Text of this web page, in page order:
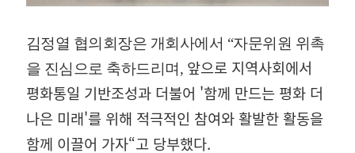
김정열 협의회장은 개회사에서 “자문위원 위촉
을 진심으로 축하드리며, 앞으로 지역사회에서
평화통일 기반조성과 더불어 '함께 만드는 평화 더
나은 미래'를 위해 적극적인 참여와 활발한 활동을
함께 이끌어 가자“고 당부했다.